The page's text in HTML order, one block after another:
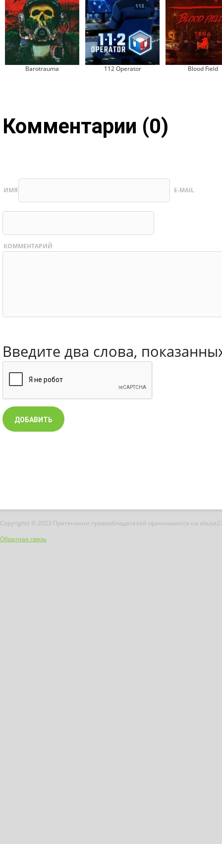
Barotrauma 112 Operator Blood Field
Комментарии (0)
ИМЯ E-MAIL
КОММЕНТАРИЙ
Введите два слова,
Copyrights © 2023 Претензиии правообладателей принимаются на
Обратная связь